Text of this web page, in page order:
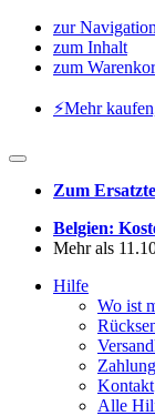
zur Navigation
zum Inhalt
zum
⚡️Mehr
Zum
Belgien:
Mehr als
Hilfe
Wo ist
Kontakt
Alle